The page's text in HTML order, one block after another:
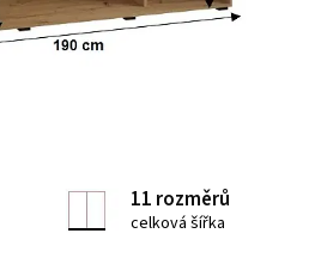
11 rozměrů
celková šířka